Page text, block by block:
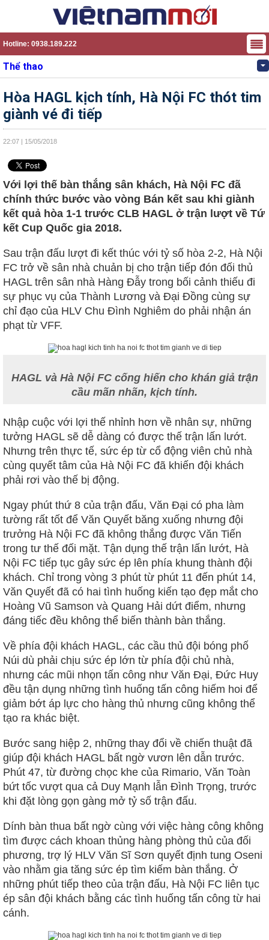
Hotline: 0938.189.222
Thể thao
Hòa HAGL kịch tính, Hà Nội FC thót tim
giành vé đi tiếp
22:07 | 15/05/2018
Với lợi thế bàn thắng sân khách, Hà Nội FC đã
chính thức bước vào vòng Bán kết sau khi giành
kết quả hòa 1-1 trước CLB HAGL ở trận lượt về Tứ
kết Cup Quốc gia 2018.
Sau trận đấu lượt đi kết thúc với tỷ số hòa 2-2, Hà Nội
FC trở về sân nhà chuản bị cho trận tiếp đón đối thủ
HAGL trên sân nhà Hàng Đẫy trong bối cảnh thiếu đi
sự phục vụ của Thành Lương và Đại Đồng cùng sự
chỉ đạo của HLV Chu Đình Nghiêm do phải nhận án
phạt từ VFF.
HAGL và Hà Nội FC cống hiến cho khán giả trận
cầu mãn nhãn, kịch tính.
Nhập cuộc với lợi thế nhỉnh hơn về nhân sự, những
tưởng HAGL sẽ dễ dàng có được thế trận lấn lướt.
Nhưng trên thực tế, sức ép từ cổ động viên chủ nhà
cùng quyết tâm của Hà Nội FC đã khiến đội khách
phải rơi vào thế bị động.
Ngay phút thứ 8 của trận đấu, Văn Đại có pha làm
tường rất tốt để Văn Quyết băng xuống nhưng đội
trưởng Hà Nội FC đã không thắng được Văn Tiến
trong tư thế đối mặt. Tận dụng thế trận lấn lướt, Hà
Nội FC tiếp tục gây sức ép lên phía khung thành đội
khách. Chỉ trong vòng 3 phút từ phút 11 đến phút 14,
Văn Quyết đã có hai tình huống kiến tạo đẹp mắt cho
Hoàng Vũ Samson và Quang Hải dứt điểm, nhưng
đáng tiếc đều không thể biến thành bàn thắng.
Về phía đội khách HAGL, các cầu thủ đội bóng phố
Núi dù phải chịu sức ép lớn từ phía đội chủ nhà,
nhưng các mũi nhọn tấn công như Văn Đại, Đức Huy
đều tận dụng những tình huống tấn công hiếm hoi để
giảm bớt áp lực cho hàng thủ nhưng cũng không thể
tạo ra khác biệt.
Bước sang hiệp 2, những thay đổi về chiến thuật đã
giúp đội khách HAGL bất ngờ vươn lên dẫn trước.
Phút 47, từ đường chọc khe của Rimario, Văn Toàn
bứt tốc vượt qua cả Duy Mạnh lẫn Đình Trọng, trước
khi đặt lòng gọn gàng mở tỷ số trận đấu.
Dính bàn thua bất ngờ cùng với việc hàng công không
tìm được cách khoan thủng hàng phòng thủ của đối
phương, trợ lý HLV Văn Sĩ Sơn quyết định tung Oseni
vào nhằm gia tăng sức ép tìm kiếm bàn thắng. Ở
những phút tiếp theo của trận đấu, Hà Nội FC liên tục
ép sân đội khách bằng các tình huống tấn công từ hai
cánh.